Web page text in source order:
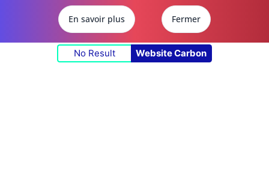
En savoir plus Fermer
No Result Website Carbon